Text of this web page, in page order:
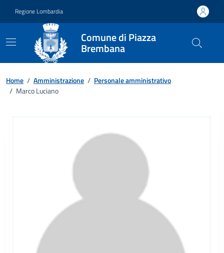
Regione Lombardia
Comune di Piazza
Brembana
Home / Amministrazione / Personale amministrativo
/ Marco Luciano